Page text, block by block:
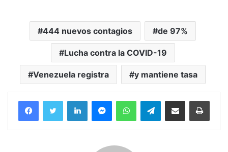
444 nuevos contagios de 97%
Lucha contra la COVID-19
Venezuela registra y mantiene tasa
FacebookTwitter LinkedInMessengerWhatsAppTelegramCompartir por correo electrónico